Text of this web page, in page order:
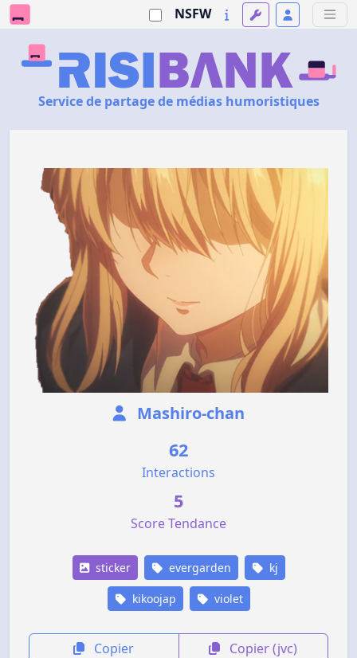
NSFW
Service de partage de médias humoristiques
Mashiro-chan
62
Interactions
5
Score Tendance
sticker evergarden kj
kikoojap violet
Copier Copier (jvc)